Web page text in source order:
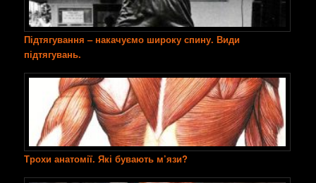
Підтягування – накачуємо широку спину. Види
підтягувань.
Трохи анатомії. Які бувають м’язи?